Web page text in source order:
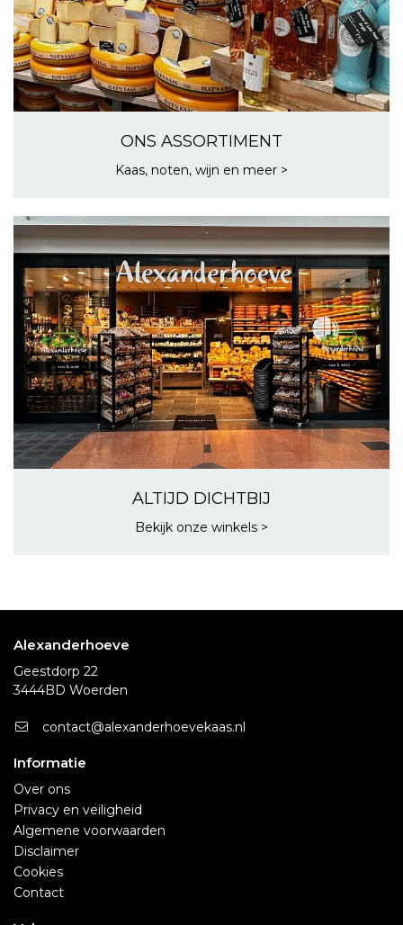
ONS ASSORTIMENT
Kaas, noten, wijn en meer >
ALTIJD DICHTBIJ
Bekijk onze winkels >
Alexanderhoeve
Geestdorp 22
3444BD Woerden
contact@alexanderhoevekaas.nl
Informatie
Over ons
Privacy en veiligheid
Algemene voorwaarden
Disclaimer
Cookies
Contact